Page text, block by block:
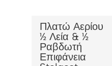
Πλατώ Αερίου
½ Λεία & ½
Ραβδωτή
Επιφάνεια